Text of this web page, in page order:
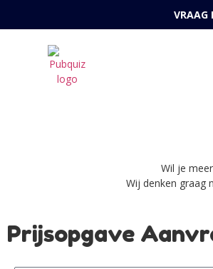
VRAAG
Wil je
Wij denken graag
Prijsopgave